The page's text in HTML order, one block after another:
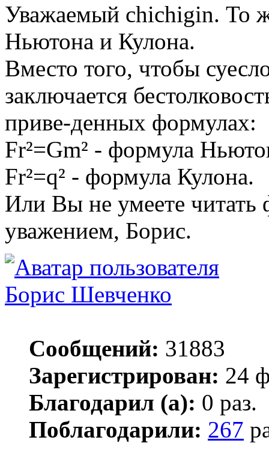
Уважаемый chichigin. То
Ньютона и Кулона.
Вместо того, чтобы
заключается
приве-денных формулах:
Fr²=Gm² - формула
Fr²=q² - формула Кулона.
Или Вы не умеете
уважением, Борис.
Борис Шевченко
Сообщений: 31883
Зарегистрирован: 24
Благодарил (а): 0 раз.
Поблагодарили: 267